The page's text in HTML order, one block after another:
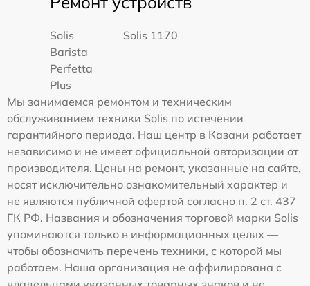
Solis
Barista
Perfetta
Plus
Solis 1170
Мы занимаемся ремонтом и техническим
обслуживанием техники Solis по истечении
гарантийного периода. Наш центр в Казани работает
независимо и не имеет официальной авторизации от
производителя. Цены на ремонт, указанные на сайте,
носят исключительно ознакомительный характер и
не являются публичной офертой согласно п. 2 ст. 437
ГК РФ. Названия и обозначения торговой марки Solis
упоминаются только в информационных целях —
чтобы обозначить перечень техники, с которой мы
работаем. Наша организация не аффилирована с